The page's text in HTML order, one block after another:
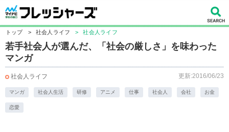
トップ > 社会人ライフ > 社会人ライフ
若手社会人が選んだ、「社会の厳しさ」を味わった
マンガ
社会人ライフ 更新:2016/06/23
マンガ 社会人生活 研修 アニメ 仕事 社会人 会社 お金
恋愛